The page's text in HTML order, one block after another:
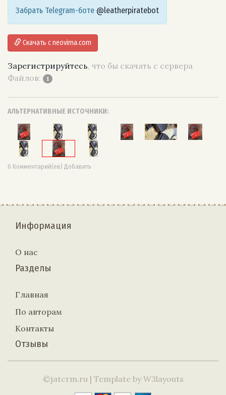
Забрать Telegram-боте @leatherpiratebot
Скачать с neovima.com
Зарегистрируйтесь, что бы скачать с сервера
Файлов:
1
АЛЬТЕРНАТИВНЫЕ ИСТОЧНИКИ:
0 Комментарий(ев) Добавить
Информация
О нас
Разделы
Главная
По авторам
Контакты
Отзывы
©jatcrm.ru| Template byW3layouts